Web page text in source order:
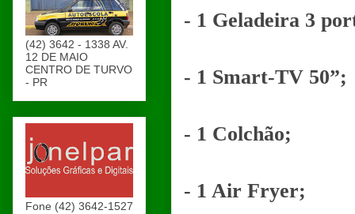
- 1 Geladeira 3
- 1 Smart-TV 50”;
- 1 Colchão;
- 1 Air Fryer;
(42) 3642 - 1338 AV.
12 DE MAIO
CENTRO DE TURVO
- PR
Fone (42) 3642-1527